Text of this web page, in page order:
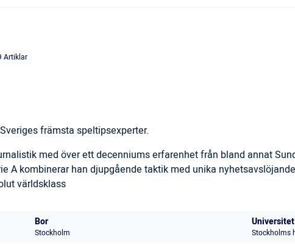
Artiklar
främsta speltipsexperter.
med över ett decenniums erfarenhet från bland annat
A kombinerar han djupgående taktik med unika
världsklass
Bor
Stockholm
Universitet
Stockholms